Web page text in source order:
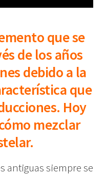
que se
de los años
debido a la
que
Hoy
mezclar
antiguas siempre se